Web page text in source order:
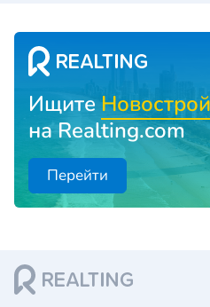
Ищите
на Realting.com
Перейти